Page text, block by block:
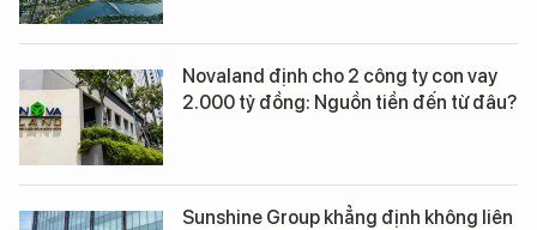
Novaland định cho 2 công ty con vay
2.000 tỷ đồng: Nguồn tiền đến từ đâu?
Sunshine Group khẳng định không liên